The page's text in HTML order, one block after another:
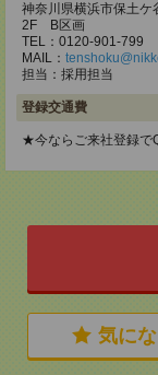
神奈川県横浜市保土
2F B区画
TEL：0120-901-799
MAIL：
担当：採用担当
登録交通費
★今ならご来社登録で
気にな